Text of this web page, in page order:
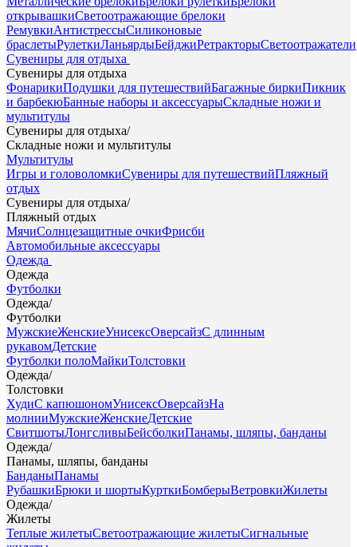
открывашкиСветоотражающие брелоки
РемувкиАнтистрессыСиликоновые
браслетыРулеткиЛаньярдыБейджиРетракторыСветоотражатели
Сувениры для отдыха
Сувениры для отдыха
ФонарикиПодушки для путешествийБагажные биркиПикник
и барбекюБанные наборы и аксессуарыСкладные ножи и
мультитулы
Сувениры для отдыха/
Складные ножи и мультитулы
Мультитулы
Игры и головоломкиСувениры для путешествийПляжный
отдых
Сувениры для отдыха/
Пляжный отдых
МячиСолнцезащитные очкиФрисби
Автомобильные аксессуары
Одежда
Одежда
Футболки
Одежда/
Футболки
МужскиеЖенскиеУнисексОверсайзС длинным
рукавомДетские
Футболки полоМайкиТолстовки
Одежда/
Толстовки
ХудиС капюшономУнисексОверсайзНа
молнииМужскиеЖенскиеДетские
СвитшотыЛонгсливыБейсболкиПанамы, шляпы, банданы
Одежда/
Панамы, шляпы, банданы
БанданыПанамы
РубашкиБрюки и шортыКурткиБомберыВетровкиЖилеты
Одежда/
Жилеты
Теплые жилетыСветоотражающие жилетыСигнальные